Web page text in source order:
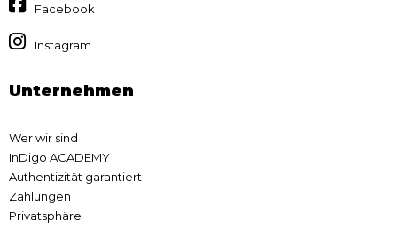
Facebook
Instagram
Unternehmen
Wer wir sind
InDigo ACADEMY
Authentizität garantiert
Zahlungen
Privatsphäre